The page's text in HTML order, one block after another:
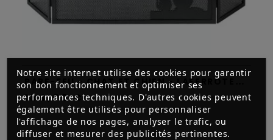
Notre site internet utilise des cookies pour garantir
son bon fonctionnement et optimiser ses
performances techniques. D'autres cookies peuvent
également être utilisés pour personnaliser
l'affichage de nos pages, analyser le trafic, ou
diffuser et mesurer des publicités pertinentes.
P
ARE-FEU - CHAT ET CHIEN - LAFERROTECNICA
184,00 €